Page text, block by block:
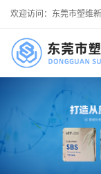
欢迎访问：东莞市塑维